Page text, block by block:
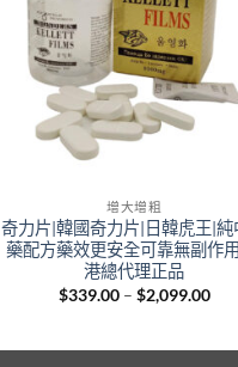
增大增粗
奇力片|韓國奇力片|日韓虎王|純
藥配方藥效更安全可靠無副作
港總代理正品
$339.00 – $2,099.00Price